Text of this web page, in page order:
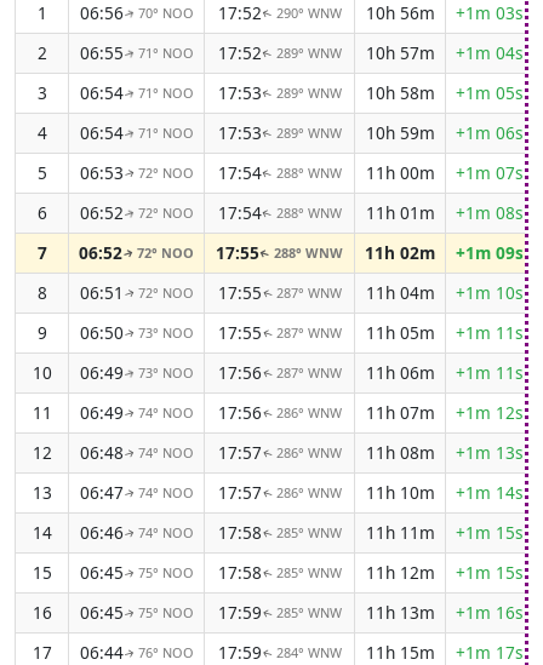
1
06:56↑ 70° NOO 17:52↑ 290° WNW 10h 56m
+1m 03s
2
06:55↑ 71° NOO 17:52↑ 289° WNW 10h 57m
+1m 04s
3
06:54↑ 71° NOO 17:53↑ 289° WNW 10h 58m
+1m 05s
4
06:54↑ 71° NOO 17:53↑ 289° WNW 10h 59m
+1m 06s
5
06:53↑ 72° NOO 17:54↑ 288° WNW 11h 00m
+1m 07s
6
06:52↑ 72° NOO 17:54↑ 288° WNW 11h 01m
+1m 08s
7
06:52↑72° NOO 17:55↑288° WNW 11h 02m
+1m 09s
8
06:51 ↑ 72° NOO 17:55↑ 287° WNW 11h 04m
+1m 10s
9
06:50↑ 73° NOO 17:55↑ 287° WNW 11h 05m
+1m 11s
10
06:49↑ 73° NOO 17:56↑ 287° WNW 11h 06m
+1m 11s
11
06:49↑ 74° NOO 17:56↑ 286° WNW 11h 07m
+1m 12s
12
06:48↑ 74° NOO 17:57↑ 286° WNW 11h 08m
+1m 13s
13
06:47↑ 74° NOO 17:57↑ 286° WNW 11h 10m
+1m 14s
14
06:46↑ 74° NOO 17:58↑ 285° WNW 11h 11m
+1m 15s
15
06:45↑ 75° NOO 17:58↑ 285° WNW 11h 12m
+1m 15s
16
06:45↑ 75° NOO 17:59↑ 285° WNW 11h 13m
+1m 16s
17
06:44↑ 76° NOO 17:59↑ 284° WNW 11h 15m
+1m 17s